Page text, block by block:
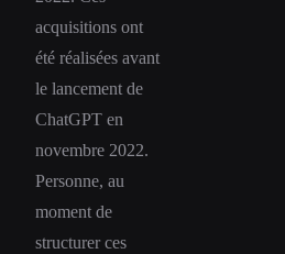
acquisitions ont
été réalisées avant
le lancement de
ChatGPT en
novembre 2022.
Personne, au
moment de
structurer ces